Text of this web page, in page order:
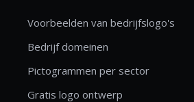
Voorbeelden van bedrijfslogo's
Bedrijf domeinen
Pictogrammen per sector
Gratis logo ontwerp